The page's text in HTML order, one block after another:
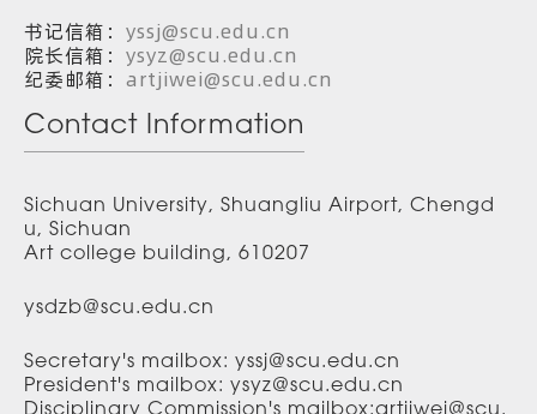
书记信箱： yssj@scu.edu.cn
院长信箱： ysyz@scu.edu.cn
纪委邮箱： artjiwei@scu.edu.cn
Contact Information
Sichuan University, Shuangliu Airport, Chengd
u, Sichuan
Art college building, 610207
ysdzb@scu.edu.cn
Secretary's mailbox: yssj@scu.edu.cn
President's mailbox: ysyz@scu.edu.cn